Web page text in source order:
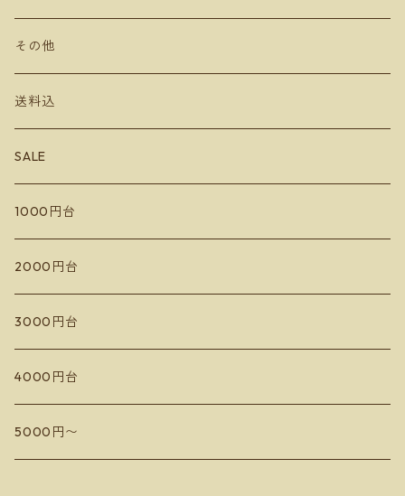
千歳ワイナリー
宮本ヴィンヤード
10R Winery
イレンカ
蘭越いとう農園
ルナピエナ
アビーズバインズ
Les Vins Debrouillards
Sail the ship vineyard
小嶋屋
チーズ
その他
送料込
SALE
1000円台
2000円台
3000円台
4000円台
5000円〜